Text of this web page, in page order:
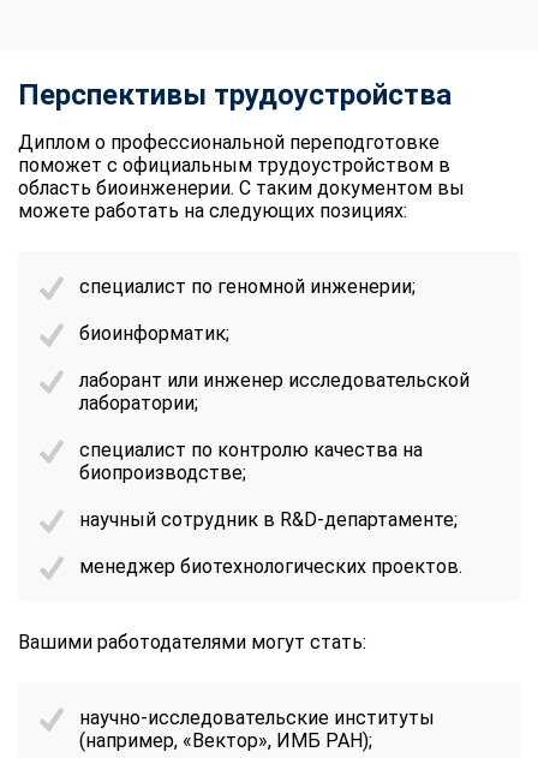
Перспективы трудоустройства
Диплом о профессиональной переподготовке
поможет с официальным трудоустройством в
область биоинженерии. С таким документом вы
можете работать на следующих позициях:
специалист по геномной инженерии;
биоинформатик;
лаборант или инженер исследовательской
лаборатории;
специалист по контролю качества на
биопроизводстве;
научный сотрудник в R&D-департаменте;
менеджер биотехнологических проектов.
Вашими работодателями могут стать:
научно-исследовательские институты
(например, «Вектор», ИМБ РАН);